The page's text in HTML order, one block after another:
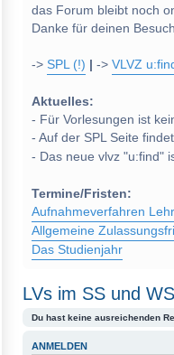
das Forum bleibt noch
Danke für deinen
-> SPL (!) -> VLVZ
Aktuelles:
- Für Vorlesungen ist
- Auf der SPL Seite
- Das neue vlvz "u:find"
Termine/Fristen:
Aufnahmeverfahren
Allgemeine
Das Studienjahr
LVs im SS und
Du hast keine ausreichenden
ANMELDEN